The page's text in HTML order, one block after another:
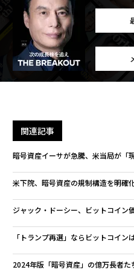
関連記事
暗号資産イーサが急騰、米当局が「
米下院、暗号資産の規制構造を明確
ジャック・ドーシー、ビットコイン
「トランプ再選」ならビットコイ
2024年版「暗号資産」の億万長者